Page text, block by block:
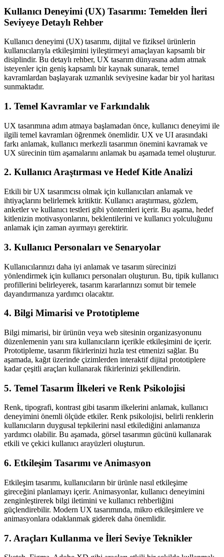
Kullanıcı Deneyimi (UX) Tasarımı: Temelden İleri
Seviyeye Detaylı Rehber
Kullanıcı deneyimi (UX) tasarımı, dijital ve fiziksel ürünlerin
kullanıcılarıyla etkileşimini iyileştirmeyi amaçlayan kapsamlı bir
disiplindir. Bu detaylı rehber, UX tasarım dünyasına adım atmak
isteyenler için geniş kapsamlı bir kaynak sunarak, temel
kavramlardan başlayarak uzmanlık seviyesine kadar bir yol haritası
sunmaktadır.
1. Temel Kavramlar ve Farkındalık
UX tasarımına adım atmaya başlamadan önce, kullanıcı deneyimi ile
ilgili temel kavramları öğrenmek önemlidir. UX ve UI arasındaki
farkı anlamak, kullanıcı merkezli tasarımın önemini kavramak ve
UX sürecinin tüm aşamalarını anlamak bu aşamada temel oluşturur.
2. Kullanıcı Araştırması ve Hedef Kitle Analizi
Etkili bir UX tasarımcısı olmak için kullanıcıları anlamak ve
ihtiyaçlarını belirlemek kritiktir. Kullanıcı araştırması, gözlem,
anketler ve kullanıcı testleri gibi yöntemleri içerir. Bu aşama, hedef
kitlenizin motivasyonlarını, beklentilerini ve kullanıcı yolculuğunu
anlamak için zaman ayırmayı gerektirir.
3. Kullanıcı Personaları ve Senaryolar
Kullanıcılarınızı daha iyi anlamak ve tasarım sürecinizi
yönlendirmek için kullanıcı personaları oluşturun. Bu, tipik kullanıcı
profillerini belirleyerek, tasarım kararlarınızı somut bir temele
dayandırmanıza yardımcı olacaktır.
4. Bilgi Mimarisi ve Prototipleme
Bilgi mimarisi, bir ürünün veya web sitesinin organizasyonunu
düzenlemenin yanı sıra kullanıcıların içerikle etkileşimini de içerir.
Prototipleme, tasarım fikirlerinizi hızla test etmenizi sağlar. Bu
aşamada, kağıt üzerinde çizimlerden interaktif dijital prototiplere
kadar çeşitli araçları kullanarak fikirlerinizi şekillendirin.
5. Temel Tasarım İlkeleri ve Renk Psikolojisi
Renk, tipografi, kontrast gibi tasarım ilkelerini anlamak, kullanıcı
deneyimini önemli ölçüde etkiler. Renk psikolojisi, belirli renklerin
kullanıcıların duygusal tepkilerini nasıl etkilediğini anlamanıza
yardımcı olabilir. Bu aşamada, görsel tasarımın gücünü kullanarak
etkili ve çekici kullanıcı arayüzleri oluşturun.
6. Etkileşim Tasarımı ve Animasyon
Etkileşim tasarımı, kullanıcıların bir ürünle nasıl etkileşime
gireceğini planlamayı içerir. Animasyonlar, kullanıcı deneyimini
zenginleştirerek bilgi iletimini ve kullanıcı rehberliğini
güçlendirebilir. Modern UX tasarımında, mikro etkileşimlere ve
animasyonlara odaklanmak giderek daha önemlidir.
7. Araçları Kullanma ve İleri Seviye Teknikler